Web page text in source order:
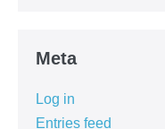
Meta
Log in
Entries feed